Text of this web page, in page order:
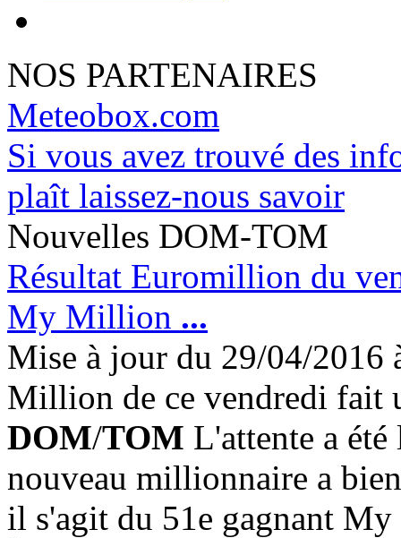
NOS PARTENAIRES
Meteobox.com
Si vous avez trouvé des
plaît laissez-nous savoir
Nouvelles DOM-TOM
Résultat Euromillion du
My Million ...
Mise à jour du 29/04/2016
Million de ce vendredi fait
DOM/TOM L'attente a
nouveau millionnaire a
il s'agit du 51e gagnant My